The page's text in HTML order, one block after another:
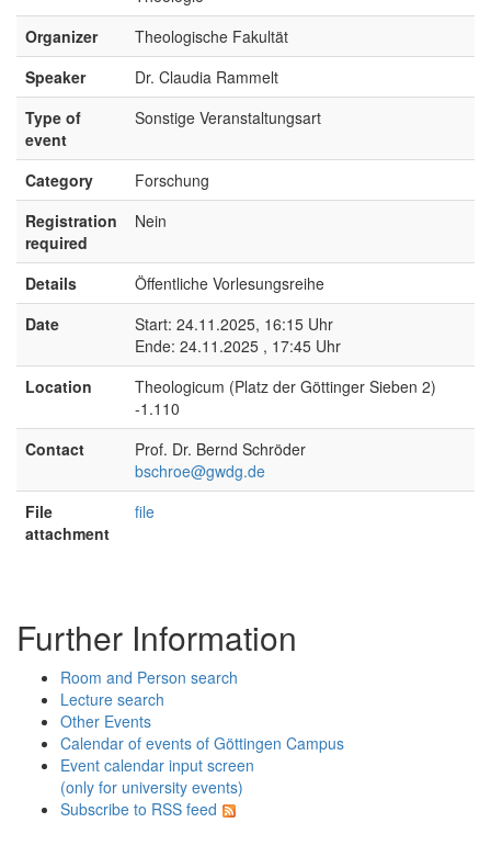
Organizer
Theologische Fakultät
Speaker
Dr. Claudia Rammelt
Type of
event
Sonstige Veranstaltungsart
Category
Forschung
Registration
required
Nein
Details
Öffentliche Vorlesungsreihe
Date
Start: 24.11.2025, 16:15 Uhr
Ende: 24.11.2025 , 17:45 Uhr
Location
Theologicum (Platz der Göttinger Sieben 2)
-1.110
Contact
Prof. Dr. Bernd Schröder
bschroe@gwdg.de
File
attachment
file
Further Information
Room and Person search
Lecture search
Other Events
Calendar of events of Göttingen Campus
Event calendar input screen
(only for university events)
Subscribe to RSS feed